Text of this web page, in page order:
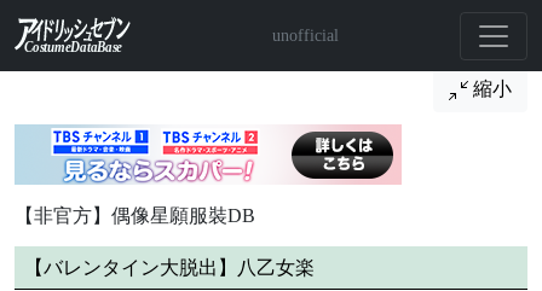
unofficial
縮小
【非官方】偶像星願服裝DB
【バレンタイン大脱出】八乙女楽